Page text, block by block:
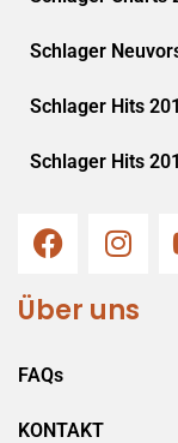
Schlager
Schlager Hits
Schlager Hits
Über uns
FAQs
KONTAKT